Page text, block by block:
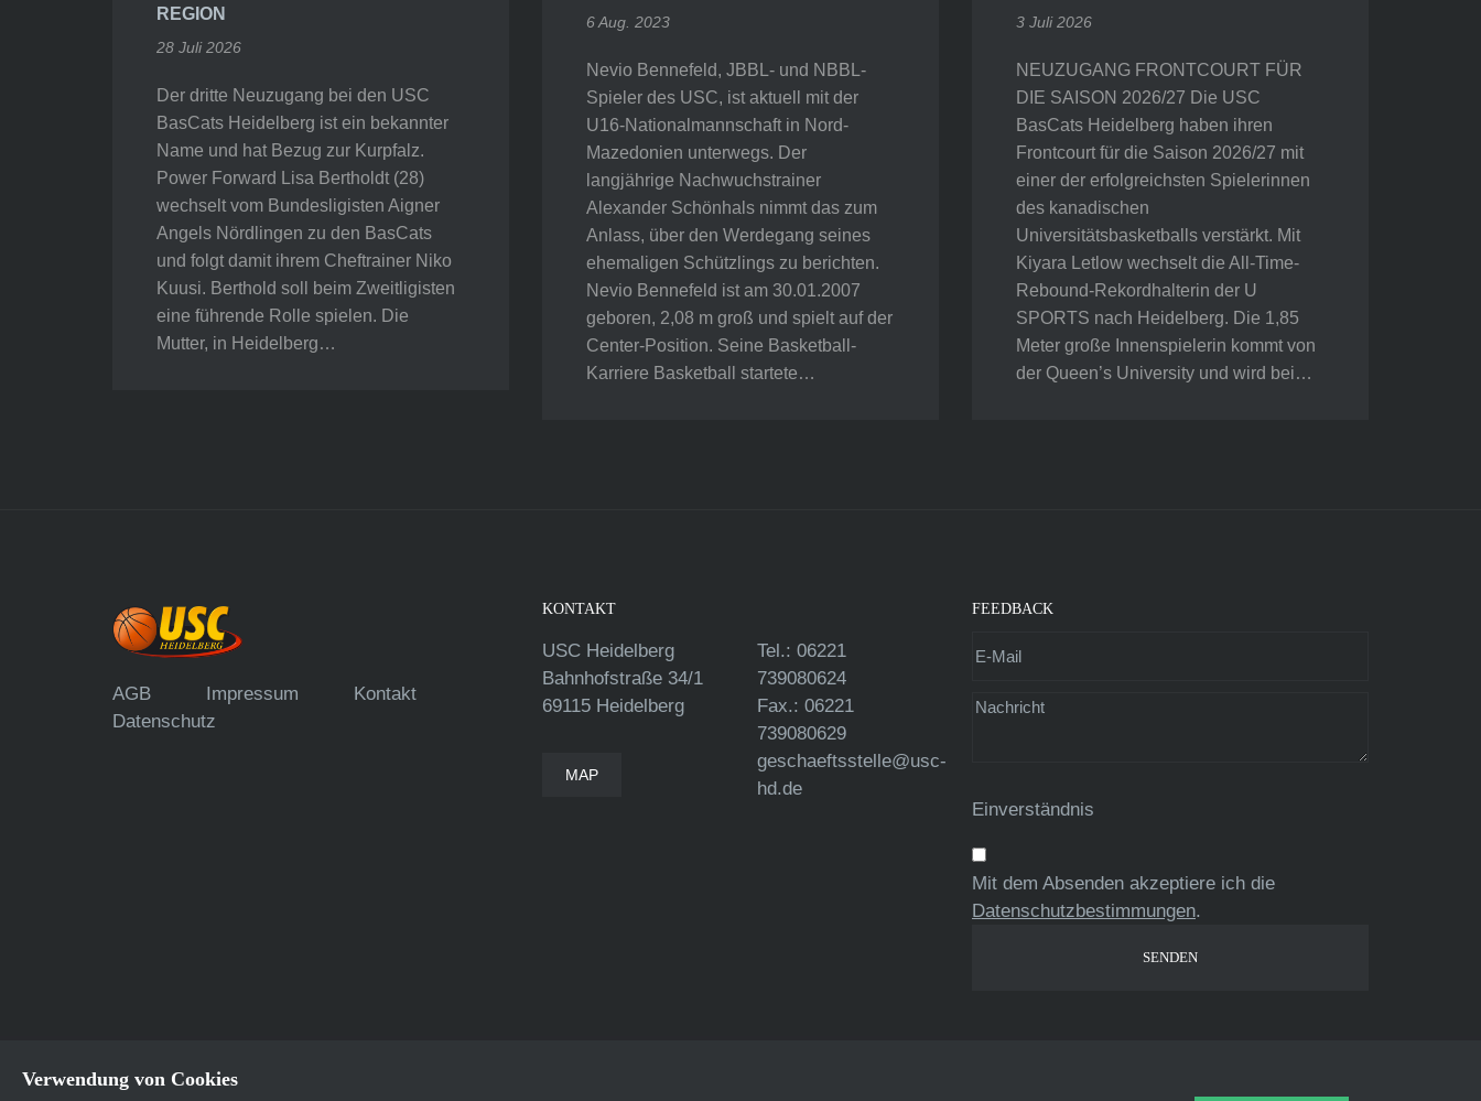
REGION
28 Juli 2026
Der dritte Neuzugang bei den USC
BasCats Heidelberg ist ein bekannter
Name und hat Bezug zur Kurpfalz.
Power Forward Lisa Bertholdt (28)
wechselt vom Bundesligisten Aigner
Angels Nördlingen zu den BasCats
und folgt damit ihrem Cheftrainer Niko
Kuusi. Berthold soll beim Zweitligisten
eine führende Rolle spielen. Die
Mutter, in Heidelberg…
6 Aug. 2023
Nevio Bennefeld, JBBL- und NBBL-
Spieler des USC, ist aktuell mit der
U16-Nationalmannschaft in Nord-
Mazedonien unterwegs. Der
langjährige Nachwuchstrainer
Alexander Schönhals nimmt das zum
Anlass, über den Werdegang seines
ehemaligen Schützlings zu berichten.
Nevio Bennefeld ist am 30.01.2007
geboren, 2,08 m groß und spielt auf der
Center-Position. Seine Basketball-
Karriere Basketball startete…
3 Juli 2026
NEUZUGANG FRONTCOURT FÜR
DIE SAISON 2026/27 Die USC
BasCats Heidelberg haben ihren
Frontcourt für die Saison 2026/27 mit
einer der erfolgreichsten Spielerinnen
des kanadischen
Universitätsbasketballs verstärkt. Mit
Kiyara Letlow wechselt die All-Time-
Rebound-Rekordhalterin der U
SPORTS nach Heidelberg. Die 1,85
Meter große Innenspielerin kommt von
der Queen’s University und wird bei…
AGB Impressum
Kontakt
Datenschutz
KONTAKT
USC Heidelberg
Bahnhofstraße 34/1
69115 Heidelberg
MAP
Tel.: 06221
739080624
Fax.: 06221
739080629
geschaeftsstelle@usc-
hd.de
FEEDBACK
Einverständnis
Mit dem Absenden akzeptiere ich die
Datenschutzbestimmungen.
Verwendung von Cookies